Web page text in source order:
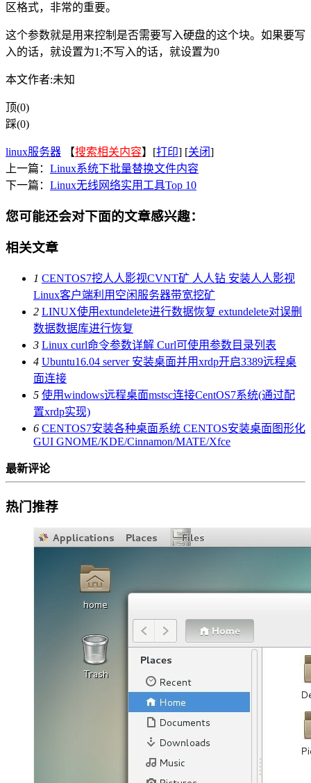
区格式，非常的重要。
这个参数就是用来控制是否需要写入硬盘的这个块。如果要写
入的话，就设置为1;不写入的话，就设置为0
本文作者:未知
顶(0)
踩(0)
linux服务器 【搜索相关内容】[打印] [关闭]
上一篇： Linux系统下批量替换文件内容
下一篇： Linux无线网络实用工具Top 10
您可能还会对下面的文章感兴趣：
相关文章
1 CENTOS7挖人人影视CVNT矿 人人钻 安装人人影视
Linux客户端利用空闲服务器带宽挖矿
2 LINUX使用extundelete进行数据恢复 extundelete对误删
数据数据库进行恢复
3 Linux curl命令参数详解 Curl可使用参数目录列表
4 Ubuntu16.04 server 安装桌面并用xrdp开启3389远程桌
面连接
5 使用windows远程桌面mstsc连接CentOS7系统(通过配
置xrdp实现)
6 CENTOS7安装各种桌面系统 CENTOS安装桌面图形化
GUI GNOME/KDE/Cinnamon/MATE/Xfce
最新评论
热门推荐